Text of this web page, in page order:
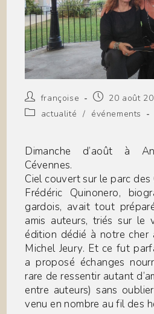
Auteur/autrice
de
la
françoise
Publication
publiée :
20 août
Postactualité / événements
Dimanche d’août à
Cévennes.
Ciel couvert sur le parc des
Frédéric Quinonero,
gardois, avait tout
amis auteurs, triés sur le
édition dédié à notre cher
Michel Jeury. Et ce fut
a proposé échanges
rare de ressentir autant
entre auteurs) sans
venu en nombre au fil des